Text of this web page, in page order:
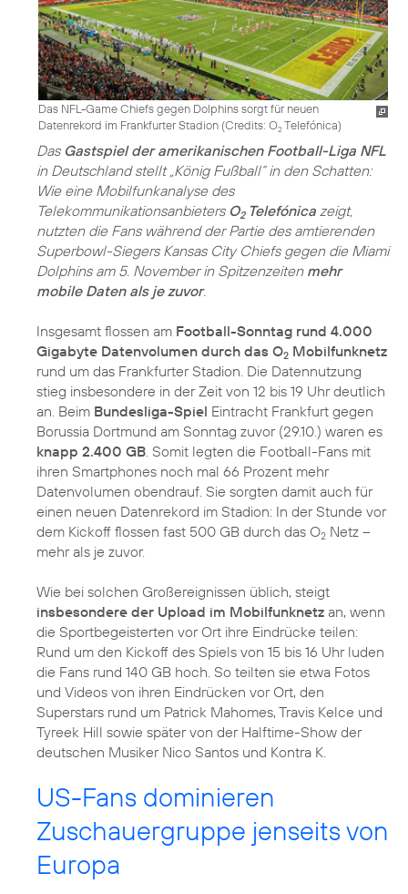
Das NFL-Game Chiefs gegen Dolphins sorgt für neuen
Datenrekord im Frankfurter Stadion (Credits: O2Telefónica)
Das Gastspiel der amerikanischen Football-Liga NFL
in Deutschland stellt „König Fußball“ in den Schatten:
Wie eine Mobilfunkanalyse des
Telekommunikationsanbieters O2Telefónica zeigt,
nutzten die Fans während der Partie des amtierenden
Superbowl-Siegers Kansas City Chiefs gegen die Miami
Dolphins am 5. November in Spitzenzeiten mehr
mobile Daten als je zuvor.
Insgesamt flossen am Football-Sonntag rund 4.000
Gigabyte Datenvolumen durch das O2 Mobilfunknetz
rund um das Frankfurter Stadion. Die Datennutzung
stieg insbesondere in der Zeit von 12 bis 19 Uhr deutlich
an. Beim Bundesliga-Spiel Eintracht Frankfurt gegen
Borussia Dortmund am Sonntag zuvor (29.10.) waren es
knapp 2.400 GB . Somit legten die Football-Fans mit
ihren Smartphones noch mal 66 Prozent mehr
Datenvolumen obendrauf. Sie sorgten damit auch für
einen neuen Datenrekord im Stadion: In der Stunde vor
dem Kickoff flossen fast 500 GB durch das O2 Netz –
mehr als je zuvor.
Wie bei solchen Großereignissen üblich, steigt
insbesondere der Upload im Mobilfunknetz an, wenn
die Sportbegeisterten vor Ort ihre Eindrücke teilen:
Rund um den Kickoff des Spiels von 15 bis 16 Uhr luden
die Fans rund 140 GB hoch. So teilten sie etwa Fotos
und Videos von ihren Eindrücken vor Ort, den
Superstars rund um Patrick Mahomes, Travis Kelce und
Tyreek Hill sowie später von der Halftime-Show der
deutschen Musiker Nico Santos und Kontra K.
US-Fans dominieren
Zuschauergruppe jenseits von
Europa